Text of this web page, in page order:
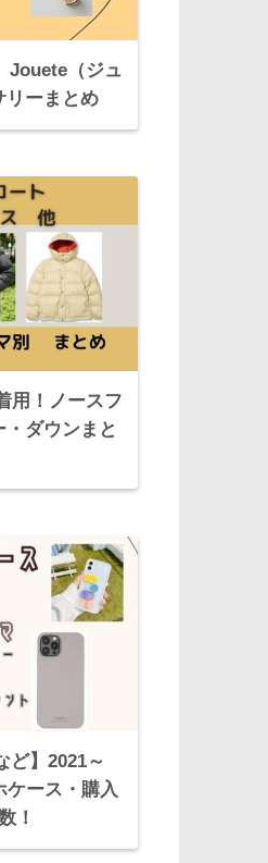
Jouete（ジュ
リーまとめ
用！ノースフ
ダウンまと
ど】2021～
ケース・購入
！